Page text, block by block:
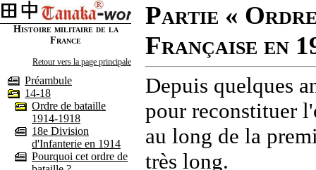
Histoire militaire de la
France
Retour vers la page principale
Préambule
14-18
Ordre de bataille
1914-1918
18e Division
d'Infanterie en 1914
Pourquoi cet ordre de
Partie «
Française en
Depuis quelques
pour reconstituer
au long de la
très long.